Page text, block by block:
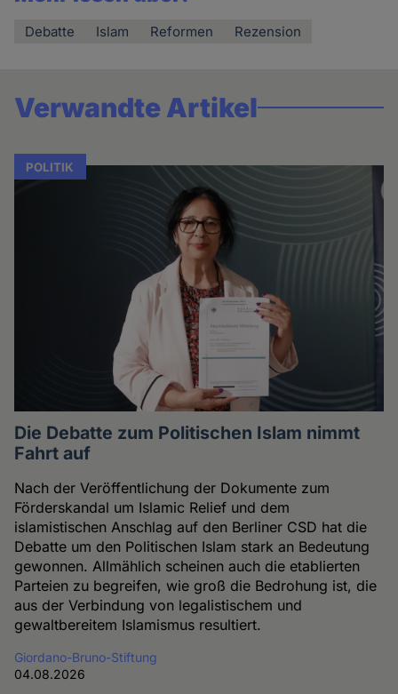
Debatte Islam Reformen Rezension
Verwandte Artikel
POLITIK
Die Debatte zum Politischen Islam nimmt
Fahrt auf
Nach der Veröffentlichung der Dokumente zum
Förderskandal um Islamic Relief und dem
islamistischen Anschlag auf den Berliner CSD hat die
Debatte um den Politischen Islam stark an Bedeutung
gewonnen. Allmählich scheinen auch die etablierten
Parteien zu begreifen, wie groß die Bedrohung ist, die
aus der Verbindung von legalistischem und
gewaltbereitem Islamismus resultiert.
Giordano-Bruno-Stiftung
04.08.2026